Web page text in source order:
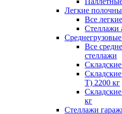
Легкие
Все
Стеллажи
Все
стеллажи
Т) 2200 кг
кг
Стеллажи